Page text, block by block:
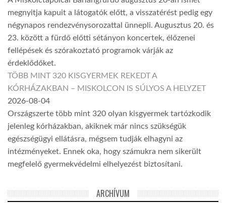
megnyitja kapuit a látogatók előtt, a visszatérést pedig egy
négynapos rendezvénysorozattal ünnepli. Augusztus 20. és
23. között a fürdő előtti sétányon koncertek, élőzenei
fellépések és szórakoztató programok várják az
érdeklődőket.
TÖBB MINT 320 KISGYERMEK REKEDT A
KÓRHÁZAKBAN – MISKOLCON IS SÚLYOS A HELYZET
2026-08-04
Országszerte több mint 320 olyan kisgyermek tartózkodik
jelenleg kórházakban, akiknek már nincs szükségük
egészségügyi ellátásra, mégsem tudják elhagyni az
intézményeket. Ennek oka, hogy számukra nem sikerült
megfelelő gyermekvédelmi elhelyezést biztosítani.
ARCHÍVUM